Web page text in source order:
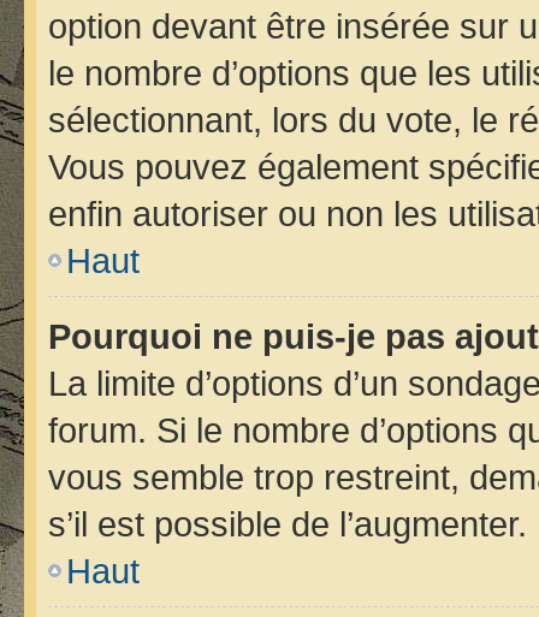
option devant être insérée sur
le nombre d’options que les
sélectionnant, lors du vote, le
Vous pouvez également
enfin autoriser ou non les
Haut
Pourquoi ne puis-je pas
La limite d’options d’un
forum. Si le nombre d’options
vous semble trop restreint,
s’il est possible de l’augmenter.
Haut